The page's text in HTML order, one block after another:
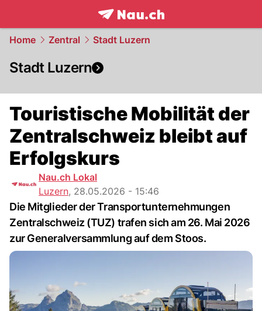
frontpage.NAU.ch
Home Zentral Stadt Luzern
Stadt Luzern
Touristische Mobilität der
Zentralschweiz bleibt auf
Erfolgskurs
Nau.ch Lokal
Luzern, 28.05.2026 - 15:46
Die Mitglieder der Transportunternehmungen
Zentralschweiz (TUZ) trafen sich am 26. Mai 2026
zur Generalversammlung auf dem Stoos.